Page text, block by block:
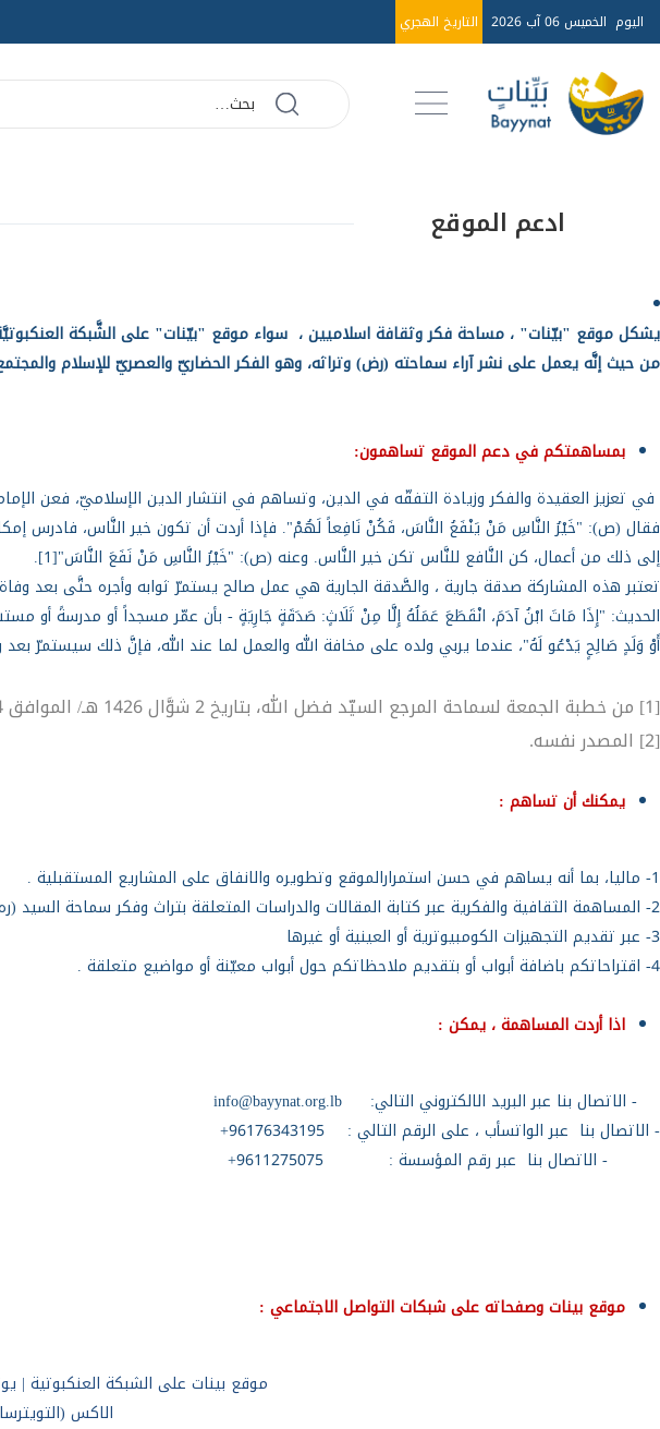
اليوم الخميس 06 آب 2026 التاريخ الهجري
ادعم الموقع
يشكل موقع "بيّنات" ، مساحة فكر وثقافة اسلاميين ، سواء موقع "بيّنات" على الشَّبكة العنكبوتيَّة
من حيث إنَّه يعمل على نشر آراء سماحته (رض) وتراثه، وهو الفكر الحضاريّ والعصريّ للإسلام
بمساهمتكم في دعم الموقع تساهمون:
في تعزيز العقيدة والفكر وزيادة التفقّه في الدين، وتساهم في انتشار الدين الإسلاميّ، فعن
فقال (ص): "خَيْرُ النَّاسِ مَنْ يَنْفَعُ النَّاسَ، فَكُنْ نَافِعاً لَهُمْ". فإذا أردت أن تكون خير النَّاس، فادرس
إلى ذلك من أعمال، كن النَّافع للنَّاس تكن خير النَّاس. وعنه (ص): "خَيْرُ النَّاسِ مَنْ نَفَعَ النَّاسَ"[1].
تعتبر هذه المشاركة صدقة جارية ، والصَّدقة الجارية هي عمل صالح يستمرّ ثوابه وأجره حتَّى بعد
الحديث: "إِذَا مَاتَ ابْنُ آدَمَ، انْقَطَعَ عَمَلُهُ إِلَّا مِنْ ثَلَاثٍ: صَدَقَةٍ جَارِيَةٍ - بأن عمّر مسجداً أو مدرسةً أو
أَوْ وَلَدٍ صَالِحٍ يَدْعُو لَهُ"، عندما يربي ولده على مخافة الله والعمل لما عند الله، فإنَّ ذلك سيستمرّ بعد
[1] من خطبة الجمعة لسماحة المرجع السيّد فضل الله، بتاريخ 2 شوَّال 1426 هـ/ الموافق 4-11-2005م.
[2] المصدر نفسه.
يمكنك أن تساهم :
1- ماليا، بما أنه يساهم في حسن استمرارالموقع وتطويره والانفاق على المشاريع المستقبلية .
2- المساهمة الثقافية والفكرية عبر كتابة المقالات والدراسات المتعلقة بتراث وفكر سماحة السيد (ره)، أوالمساهمة التقنية .
3- عبر تقديم التجهيزات الكومبيوترية أو العينية أو غيرها
4- اقتراحاتكم باضافة أبواب أو بتقديم ملاحظاتكم حول أبواب معيّنة أو مواضيع متعلقة .
اذا أردت المساهمة ، يمكن :
- الاتصال بنا عبر البريد الالكتروني التالي:
info@bayynat.org.lb
- الاتصال بنا عبر الواتسأب ، على الرقم التالي :
96176343195+
- الاتصال بنا عبر رقم المؤسسة : 9611275075+
موقع بيناتوصفحاته على شبكات التواصل الاجتماعي :
موقع بينات على الشبكة العنكبوتية |
الاكس